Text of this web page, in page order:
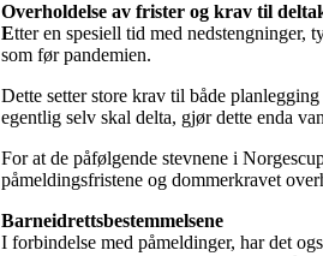
Overholdelse av frister og krav til
Etter en spesiell tid med nedstengninger,
som før pandemien.
Dette setter store krav til både
egentlig selv skal delta, gjør dette enda
For at de påfølgende stevnene i
påmeldingsfristene og dommerkravet
Barneidrettsbestemmelsene
I forbindelse med påmeldinger, har det